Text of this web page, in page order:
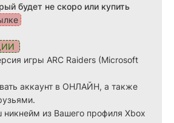
будет не скоро или купить
игры ARC Raiders (Microsoft
аккаунт в ОНЛАЙН, а также
никнейм из Вашего профиля Xbox